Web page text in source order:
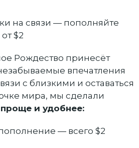
на связи — пополняйте
$2
Рождество принесёт
впечатления
с близкими и оставаться
мира, мы сделали
и удобнее:
— всего $2